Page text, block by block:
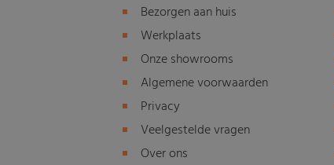
Bezorgen aan huis
Werkplaats
Onze showrooms
Algemene voorwaarden
Privacy
Veelgestelde vragen
Over ons